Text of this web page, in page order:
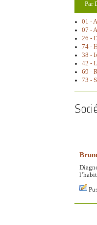
Par
01 -
07 -
26 -
74 -
38 -
42 -
69 -
73 -